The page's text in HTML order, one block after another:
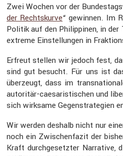
Zwei Wochen vor der
der Rechts­kurve“ gewinnen. Im
Politik auf den Philip­pinen, in
ex­treme Einstel­lungen in
Erfreut stellen wir jedoch fest,
sind gut besucht. Für uns ist
überzeugt, dass im
autoritär-caesa­ris­ti­schen und
sich wirksame Gegen­stra­te­gien
Wir werden deshalb nicht nur
noch ein Zwischen­fazit der
Kraft durch­ge­setzter Narra­tive,